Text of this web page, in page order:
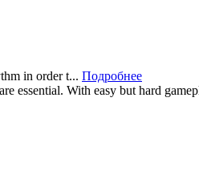
in order t... Подробнее
essential. With easy but hard